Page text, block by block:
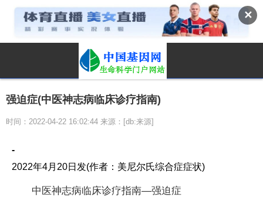
✕
强迫症(中医神志病临床诊疗指南)
时间：2022-04-22 16:02:44 来源：[db:来源]
-
2022年4月20日发(作者：美尼尔氏综合症症状)
中医神志病临床诊疗指南—强迫症